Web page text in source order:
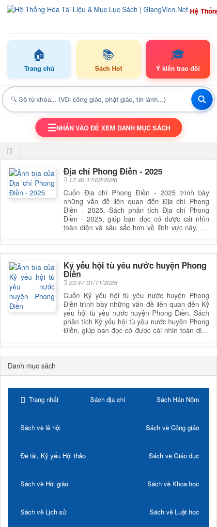
Hệ
🏠
Trang chủ
📚
Sách Hot
🎓
Ý kiến trao đổi
TOGGLE NAVIGATION
☰NHẤN VÀO ĐỂ XEM DANH MỤC SÁCH
Địa chí Phong Điền - 2025
17:40 17/02/2026
Cuốn Địa chí Phong Điền - 2025 trình bày
những vấn đề liên quan đến Địa chí Phong
Điền - 2025. Sách phân tích Địa chí Phong
Điền - 2025, giúp bạn đọc có được cái nhìn
toàn diện và sâu sắc hơn về lĩnh vực này. Để
khảo phần mục lục trong mục chi tiết bên dưới.
Kỷ yếu hội tù yêu nước huyện Phong
Điền
23:47 01/11/2025
Cuốn Kỷ yếu hội tù yêu nước huyện Phong
Điền trình bày những vấn đề liên quan đến Kỷ
yếu hội tù yêu nước huyện Phong Điền. Sách
phân tích Kỷ yếu hội tù yêu nước huyện Phong
Điền, giúp bạn đọc có được cái nhìn toàn diện
dung cụ thể, bạn đọc có thể tham khảo phần
mục lục trong mục chi tiết bên dưới.
Danh mục sách
Trang nhất Sách địa chí Sách Hán Nôm
Sách về lễ hội Sách về Công giáo
Đề tài, Kỷ yếu Hội thảo Sách về Giáo dục
Sách về Hồi giáo Sách về Khoa học
Sách về Lịch sử Sách về Luật học